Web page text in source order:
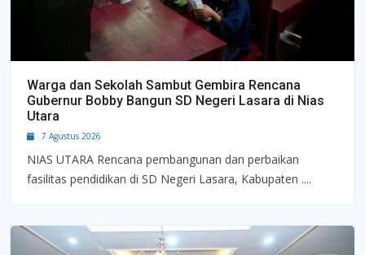
Warga dan Sekolah Sambut Gembira Rencana
Gubernur Bobby Bangun SD Negeri Lasara di Nias
Utara
7 Agustus 2026
NIAS UTARA Rencana pembangunan dan perbaikan
fasilitas pendidikan di SD Negeri Lasara, Kabupaten ....